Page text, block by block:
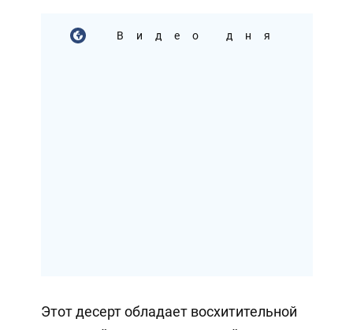
Видео дня
Этот десерт обладает восхитительной